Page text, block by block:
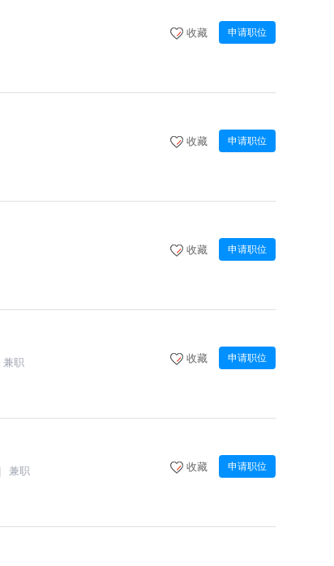
收藏 申请职位
收藏 申请职位
收藏 申请职位
兼职 收藏 申请职位
兼职 收藏 申请职位